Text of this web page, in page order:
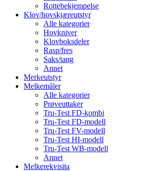
Rottebekjempelse
Klov/hovskjæreutstyr
Alle kategorier
Hovkniver
Klovboksdeler
Rasp/fres
Saks/tang
Annet
Merkeutstyr
Melkemåler
Alle kategorier
Prøveuttaker
Tru-Test FD-kombi
Tru-Test FD-modell
Tru-Test FV-modell
Tru-Test HI-modell
Tru-Test WB-modell
Annet
Melkerekvisita